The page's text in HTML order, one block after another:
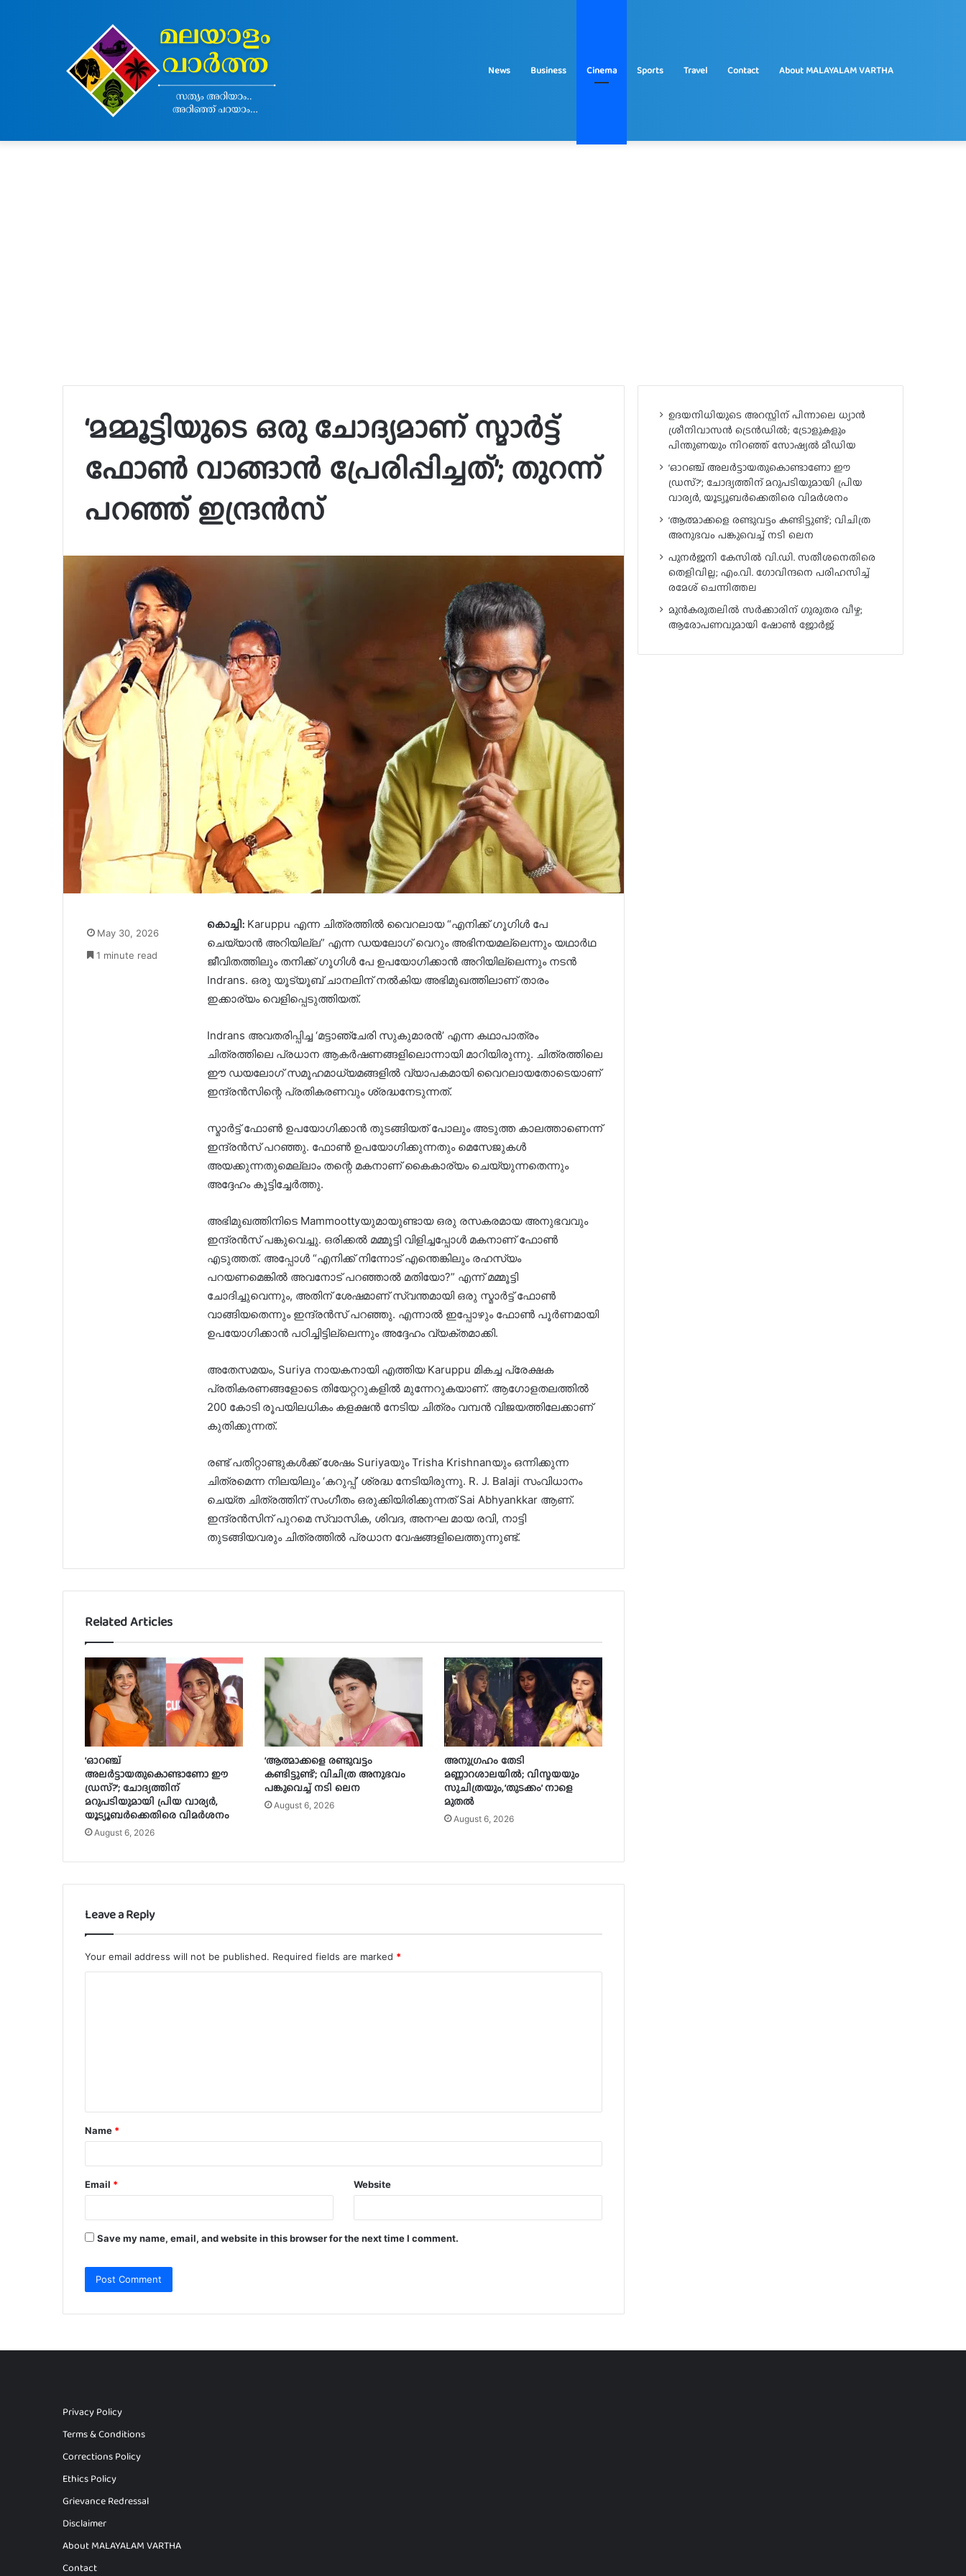
News Business Cinema Sports Travel Contact About MALAYALAM VARTHA
‘മമ്മൂട്ടിയുടെ ഒരു ചോദ്യമാണ് സ്മാർട്ട്
ഫോൺ വാങ്ങാൻ പ്രേരിപ്പിച്ചത്’; തുറന്ന്
പറഞ്ഞ് ഇന്ദ്രൻസ്
കൊച്ചി: Karuppu എന്ന ചിത്രത്തിൽ വൈറലായ “എനിക്ക് ഗൂഗിൾ പേ
ചെയ്യാൻ അറിയില്ല” എന്ന ഡയലോഗ് വെറും അഭിനയമല്ലെന്നും യഥാർഥ
ജീവിതത്തിലും തനിക്ക് ഗൂഗിൾ പേ ഉപയോഗിക്കാൻ അറിയില്ലെന്നും നടൻ
Indrans. ഒരു യൂട്യൂബ് ചാനലിന് നൽകിയ അഭിമുഖത്തിലാണ് താരം
ഇക്കാര്യം വെളിപ്പെടുത്തിയത്.
Indrans അവതരിപ്പിച്ച ‘മട്ടാഞ്ചേരി സുകുമാരൻ’ എന്ന കഥാപാത്രം
ചിത്രത്തിലെ പ്രധാന ആകർഷണങ്ങളിലൊന്നായി മാറിയിരുന്നു. ചിത്രത്തിലെ
ഈ ഡയലോഗ് സമൂഹമാധ്യമങ്ങളിൽ വ്യാപകമായി വൈറലായതോടെയാണ്
ഇന്ദ്രൻസിന്റെ പ്രതികരണവും ശ്രദ്ധനേടുന്നത്.
സ്മാർട്ട് ഫോൺ ഉപയോഗിക്കാൻ തുടങ്ങിയത് പോലും അടുത്ത കാലത്താണെന്ന്
ഇന്ദ്രൻസ് പറഞ്ഞു. ഫോൺ ഉപയോഗിക്കുന്നതും മെസേജുകൾ
അയക്കുന്നതുമെല്ലാം തന്റെ മകനാണ് കൈകാര്യം ചെയ്യുന്നതെന്നും
അദ്ദേഹം കൂട്ടിച്ചേർത്തു.
അഭിമുഖത്തിനിടെ Mammoottyയുമായുണ്ടായ ഒരു രസകരമായ അനുഭവവും
ഇന്ദ്രൻസ് പങ്കുവെച്ചു. ഒരിക്കൽ മമ്മൂട്ടി വിളിച്ചപ്പോൾ മകനാണ് ഫോൺ
എടുത്തത്. അപ്പോൾ “എനിക്ക് നിന്നോട് എന്തെങ്കിലും രഹസ്യം
പറയണമെങ്കിൽ അവനോട് പറഞ്ഞാൽ മതിയോ?” എന്ന് മമ്മൂട്ടി
ചോദിച്ചുവെന്നും, അതിന് ശേഷമാണ് സ്വന്തമായി ഒരു സ്മാർട്ട് ഫോൺ
വാങ്ങിയതെന്നും ഇന്ദ്രൻസ് പറഞ്ഞു. എന്നാൽ ഇപ്പോഴും ഫോൺ പൂർണമായി
ഉപയോഗിക്കാൻ പഠിച്ചിട്ടില്ലെന്നും അദ്ദേഹം വ്യക്തമാക്കി.
അതേസമയം, Suriya നായകനായി എത്തിയ Karuppu മികച്ച പ്രേക്ഷക
പ്രതികരണങ്ങളോടെ തിയേറ്ററുകളിൽ മുന്നേറുകയാണ്. ആഗോളതലത്തിൽ
200 കോടി രൂപയിലധികം കളക്ഷൻ നേടിയ ചിത്രം വമ്പൻ വിജയത്തിലേക്കാണ്
കുതിക്കുന്നത്.
രണ്ട് പതിറ്റാണ്ടുകൾക്ക് ശേഷം Suriyaയും Trisha Krishnanയും ഒന്നിക്കുന്ന
ചിത്രമെന്ന നിലയിലും ‘കറുപ്പ്’ ശ്രദ്ധ നേടിയിരുന്നു. R. J. Balaji സംവിധാനം
ചെയ്ത ചിത്രത്തിന് സംഗീതം ഒരുക്കിയിരിക്കുന്നത് Sai Abhyankkar ആണ്.
ഇന്ദ്രൻസിന് പുറമെ സ്വാസിക, ശിവദ, അനഘ മായ രവി, നാട്ടി
തുടങ്ങിയവരും ചിത്രത്തിൽ പ്രധാന വേഷങ്ങളിലെത്തുന്നുണ്ട്.
May 30, 2026
1 minute read
Related Articles
‘ഓറഞ്ച്
അലർട്ടായതുകൊണ്ടാണോ ഈ
ഡ്രസ്?’; ചോദ്യത്തിന്
മറുപടിയുമായി പ്രിയ വാര്യർ,
യൂട്യൂബർക്കെതിരെ വിമർശനം
August 6, 2026
‘ആത്മാക്കളെ രണ്ടുവട്ടം
കണ്ടിട്ടുണ്ട്’; വിചിത്ര അനുഭവം
പങ്കുവെച്ച് നടി ലെന
August 6, 2026
അനുഗ്രഹം തേടി
മണ്ണാറശാലയിൽ; വിസ്മയയും
സുചിത്രയും, ‘തുടക്കം’ നാളെ
മുതൽ
August 6, 2026
Leave a Reply
Your email address will not be published. Required fields are marked *
t
*
Name *
Email * Website
Save my name, email, and website in this browser for the next time I comment.
ഉദയനിധിയുടെ അറസ്റ്റിന് പിന്നാലെ ധ്യാൻ
ശ്രീനിവാസൻ ട്രെൻഡിൽ; ട്രോളുകളും
പിന്തുണയും നിറഞ്ഞ് സോഷ്യൽ മീഡിയ
‘ഓറഞ്ച് അലർട്ടായതുകൊണ്ടാണോ ഈ
ഡ്രസ്?’; ചോദ്യത്തിന് മറുപടിയുമായി പ്രിയ
വാര്യർ, യൂട്യൂബർക്കെതിരെ വിമർശനം
‘ആത്മാക്കളെ രണ്ടുവട്ടം കണ്ടിട്ടുണ്ട്’; വിചിത്ര
അനുഭവം പങ്കുവെച്ച് നടി ലെന
പുനർജനി കേസിൽ വി.ഡി. സതീശനെതിരെ
തെളിവില്ല; എം.വി. ഗോവിന്ദനെ പരിഹസിച്ച്
രമേശ് ചെന്നിത്തല
മുൻകരുതലിൽ സർക്കാരിന് ഗുരുതര വീഴ്ച;
ആരോപണവുമായി ഷോൺ ജോർജ്
Privacy Policy
Terms & Conditions
Corrections Policy
Ethics Policy
Grievance Redressal
Disclaimer
About MALAYALAM VARTHA
Contact